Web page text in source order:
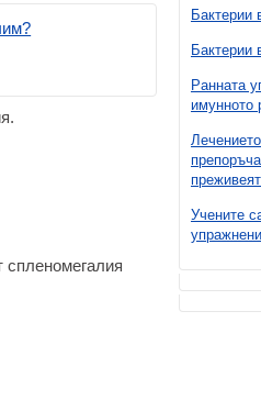
Бактерии
Бактерии
Ранната
имунното
Учените
спленомегалия